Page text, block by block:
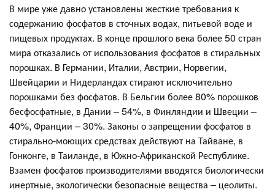
В мире уже давно установлены жесткие требования к
содержанию фосфатов в сточных водах, питьевой воде и
пищевых продуктах. В конце прошлого века более 50 стран
мира отказались от использования фосфатов в стиральных
порошках. В Германии, Италии, Австрии, Норвегии,
Швейцарии и Нидерландах стирают исключительно
порошками без фосфатов. В Бельгии более 80% порошков
бесфосфатные, в Дании – 54%, в Финляндии и Швеции –
40%, Франции – 30%. Законы о запрещении фосфатов в
стирально-моющих средствах действуют на Тайване, в
Гонконге, в Таиланде, в Южно-Африканской Республике.
Взамен фосфатов производителями вводятся биологически
инертные, экологически безопасные вещества – цеолиты.